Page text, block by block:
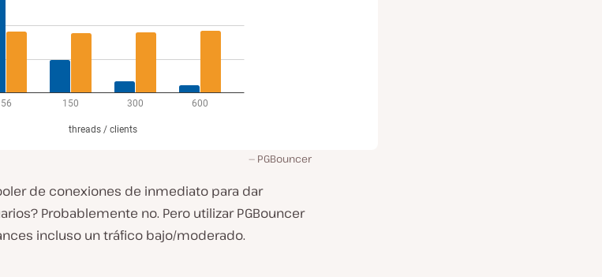
PGBouncer
de conexiones de inmediato para dar
Probablemente no. Pero utilizar PGBouncer
incluso un tráfico bajo/moderado.